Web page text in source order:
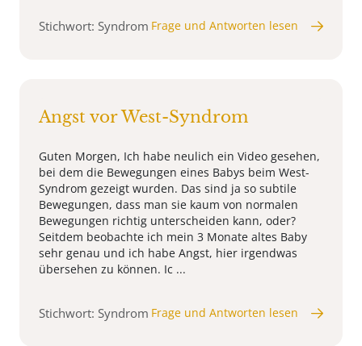
Stichwort: Syndrom Frage und Antworten lesen
Angst vor West-Syndrom
Guten Morgen, Ich habe neulich ein Video gesehen,
bei dem die Bewegungen eines Babys beim West-
Syndrom gezeigt wurden. Das sind ja so subtile
Bewegungen, dass man sie kaum von normalen
Bewegungen richtig unterscheiden kann, oder?
Seitdem beobachte ich mein 3 Monate altes Baby
sehr genau und ich habe Angst, hier irgendwas
übersehen zu können. Ic ...
Stichwort: Syndrom Frage und Antworten lesen